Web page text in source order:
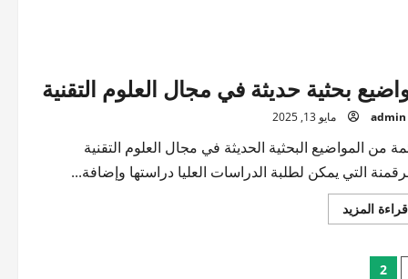
بحثية حديثة في مجال العلوم التقنية
admin مايو 13, 2025
من المواضيع البحثية الحديثة في مجال العلوم التقنية
التي يمكن لطلبة الدراسات العليا دراستها وإضافة...
قراءة المزيداقرأ
المزيد
2